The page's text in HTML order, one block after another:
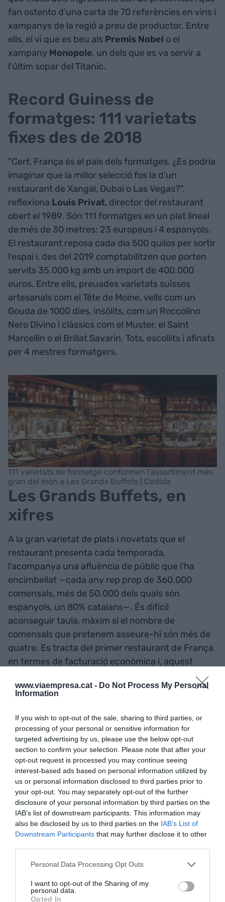
www.viaempresa.cat - Do Not Process My Personal
Information
If you wish to opt-out of the sale, sharing to third parties, or
processing of your personal or sensitive information for
targeted advertising by us, please use the below opt-out
section to confirm your selection. Please note that after your
opt-out request is processed you may continue seeing
interest-based ads based on personal information utilized by
us or personal information disclosed to third parties prior to
your opt-out. You may separately opt-out of the further
disclosure of your personal information by third parties on the
IAB’s list of downstream participants. This information may
also be disclosed by us to third parties on the IAB’s List of
Downstream Participants that may further disclose it to other
Personal Data Processing Opt Outs
I want to opt-out of the Sharing of my
personal data.
Opted In
fan ostento d'una carta de 70 referències en vins i
xampanys de la regió a preu de productor. Entre
ells, el vi que es beu als Premis Nobel o el
xampany Monopole, un dels que es va servir a
l'últim sopar del Titanic.
Record Guiness de
formatges: 111 varietats
fixes des de 2018
"Cert, França és el país dels formatges. ¿Es podria
imaginar que la millor selecció fos la d'un
restaurant de Xangai, Dubai o Las Vegas?",
reflexiona Louis Privat, director del restaurant
obert el 1989. Són 111 formatges en un plat lineal
de més de 30 metres: 23 europeus i 4 espanyols.
El restaurant reposa cada dia 500 quilos per sortir
l'espai i, des del 2019 comptabilitzen que porten
servits 35.000 kg amb un import de 400.000
euros. Entre ells, preuades varietats suïsses
artesanals com el Tête de Moine, vells com un
Gouda de 1000 dies, insòlits, com un Roccolino
Nero Divino i clàssics com el Muster, el Saint
Marcellin o el Brillat Savarin. Tots, escollits i afinats
per 4 mestres formatgers.
111 varietats de formatge conformen l'assortiment més
gran del món a Les Grands Buffets | Cedida
Les Grands Buffets, en
xifres
A la gran varietat de plats i novetats que el
restaurant presenta cada temporada,
l'acompanya una afluència de públic que l'ha
encimbellat —cada any rep prop de 360.000
comensals, més de 50.000 dels quals són
espanyols, un 80% catalans—. És difícil
aconseguir taula, màxim si el nombre de
comensals que pretenem asseure-hi són més de
quatre. Es tracta del primer restaurant de França
en termes de facturació econòmica i, aquest
d'euros en xifra de negoci. Els números no
seu trasllat a un altre espai aquesta primavera
que ve per continuar millorant el restaurant i
oferint noves experiències al voltant de la taula
(entre el 2020 i el 2021 va invertir més de 5
milions d'euros en millores).
Esforç perpetuador de la
cuisine française
El més interessant d'aquest famós bufet no són,
però, els números. La seva suggestió recau en el
França, és cosa seriosa. I Les Grands Buffets està